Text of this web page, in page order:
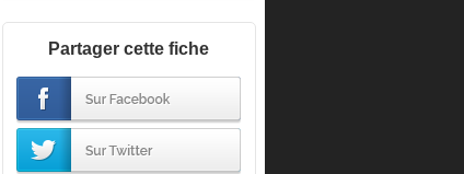
Partager cette fiche